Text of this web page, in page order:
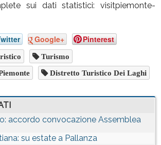
sui dati statistici: visitpiemonte-
Google+ Pinterest
Turismo
Distretto Turistico Dei Laghi
accordo convocazione Assemblea
su estate a Pallanza